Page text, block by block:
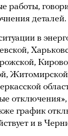
работы,
деталей.
в
Житомирской
график
и в